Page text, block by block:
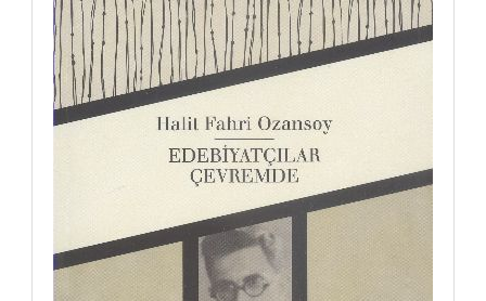
Ana
Kategoriler
Ana Sayfa
3.SINIF
4.SINIF